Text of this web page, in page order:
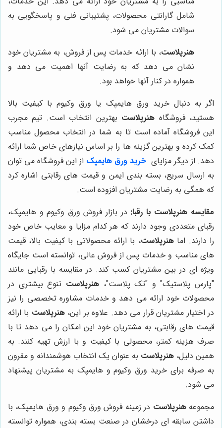
شامل گارانتی محصولات، پشتیبانی فنی و پاسخگویی به
سوالات مشتریان می شود.
هنرپلاست، با ارائه خدمات پس از فروش، به مشتریان خود
نشان می دهد که به رضایت آنها اهمیت می دهد و
همواره در کنار آنها خواهد بود.
اگر به دنبال خرید ورق هایمپک یا ورق وکیوم با کیفیت بالا
هستید، فروشگاه هنرپلاست بهترین انتخاب است. تیم مجرب
این فروشگاه آماده است تا به شما در انتخاب محصول مناسب
کمک کرده و بهترین گزینه ها را بر اساس نیازهای خاص شما ارائه
دهد. از دیگر مزایای خرید ورق هایمپک از این فروشگاه می توان
به ارسال سریع، بسته بندی ایمن و قیمت های رقابتی اشاره کرد
که همگی به رضایت مشتریان افزوده است.
مقایسه هنرپلاست با رقبا: در بازار فروش ورق وکیوم و هایمپک،
رقبای متعددی وجود دارند که هر کدام مزایا و معایب خاص خود
را دارند. اماهنرپلاست، با ارائه محصولاتی با کیفیت بالا، قیمت
های مناسب و خدمات پس از فروش عالی، توانسته است جایگاه
ویژه ای در بین مشتریان کسب کند. در مقایسه با رقبایی مانند
"پارس پلاستیک" و "تک پلاست"،هنرپلاست تنوع بیشتری در
محصولات خود ارائه می دهد و خدمات مشاوره تخصصی را نیز
در اختیار مشتریان قرار می دهد. علاوه بر این،هنرپلاست با ارائه
قیمت های رقابتی، به مشتریان خود این امکان را می دهد تا با
صرف هزینه کمتر، محصولی با کیفیت و با ارزش تهیه کنند. به
همین دلیل، هنرپلاست به عنوان یک انتخاب هوشمندانه و مقرون
به صرفه برای خرید ورق وکیوم و هایمپک به مشتریان پیشنهاد
می شود.
مجموعههنرپلاست در زمینه فروش ورق وکیوم و ورق هایمپک، با
داشتن سابقه ای درخشان در صنعت بسته بندی، همواره توانسته